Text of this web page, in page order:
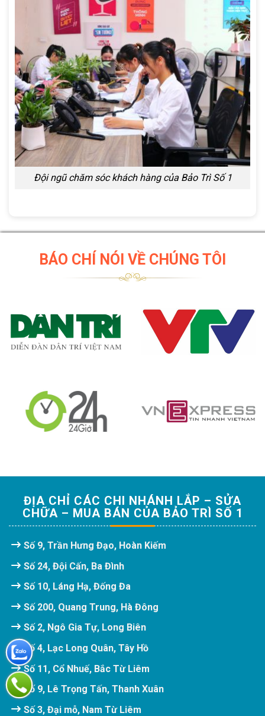
Đội ngũ chăm sóc khách hàng của Bảo Trì Số 1
BÁO CHÍ NÓI VỀ CHÚNG TÔI
ĐỊA CHỈ CÁC CHI NHÁNH LẮP – SỬA
CHỮA – MUA BÁN CỦA BẢO TRÌ SỐ 1
Số 9, Trần Hưng Đạo, Hoàn Kiếm
Số 24, Đội Cấn, Ba Đình
Số 10, Láng Hạ, Đống Đa
Số 200, Quang Trung, Hà Đông
Số 2, Ngô Gia Tự, Long Biên
Số 4, Lạc Long Quân, Tây Hồ
Số 11, Cổ Nhuế, Bắc Từ Liêm
Số 9, Lê Trọng Tấn, Thanh Xuân
Số 3, Đại mỗ, Nam Từ Liêm